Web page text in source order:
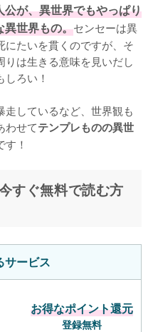
が、異世界でもやっぱり
異世界もの。センセーは異
たいを貫くのですが、そ
は生きる意味を見いだし
ろい！
しているなど、世界観も
わせてテンプレものの異世
す！
すぐ無料で読む方
サービス
お得なポイント還元
登録無料